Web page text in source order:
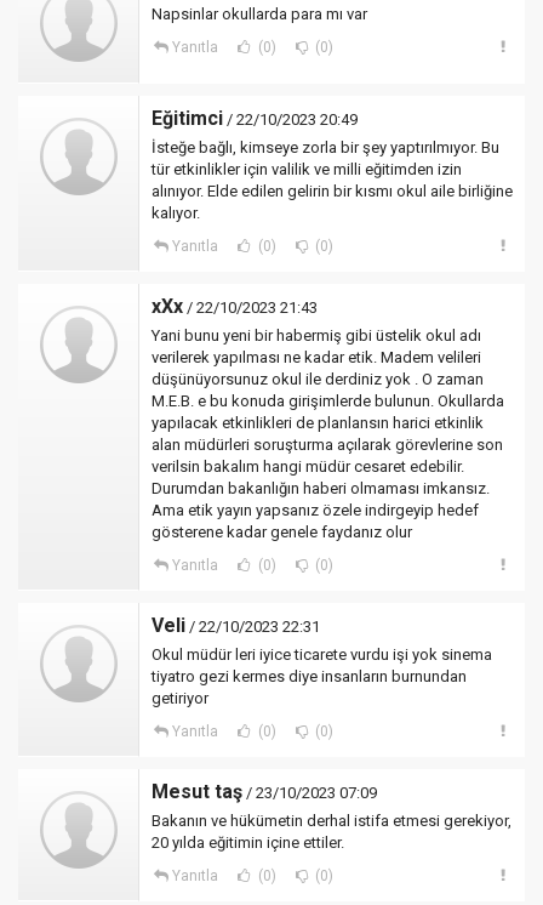
Napsinlar okullarda para mı var
Yanıtla (0) (0)
Eğitimci / 22/10/2023 20:49
İsteğe bağlı, kimseye zorla bir şey yaptırılmıyor. Bu
tür etkinlikler için valilik ve milli eğitimden izin
alınıyor. Elde edilen gelirin bir kısmı okul aile birliğine
kalıyor.
Yanıtla (0) (0)
xXx / 22/10/2023 21:43
Yani bunu yeni bir habermiş gibi üstelik okul adı
verilerek yapılması ne kadar etik. Madem velileri
düşünüyorsunuz okul ile derdiniz yok . O zaman
M.E.B. e bu konuda girişimlerde bulunun. Okullarda
yapılacak etkinlikleri de planlansın harici etkinlik
alan müdürleri soruşturma açılarak görevlerine son
verilsin bakalım hangi müdür cesaret edebilir.
Durumdan bakanlığın haberi olmaması imkansız.
Ama etik yayın yapsanız özele indirgeyip hedef
gösterene kadar genele faydanız olur
Yanıtla (0) (0)
Veli / 22/10/2023 22:31
Okul müdür leri iyice ticarete vurdu işi yok sinema
tiyatro gezi kermes diye insanların burnundan
getiriyor
Yanıtla (0) (0)
Mesut taş / 23/10/2023 07:09
Bakanın ve hükümetin derhal istifa etmesi gerekiyor,
20 yılda eğitimin içine ettiler.
Yanıtla (0) (0)